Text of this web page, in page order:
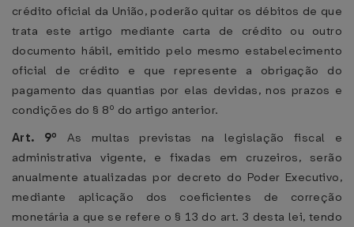
crédito oficial da União, poderão quitar os débitos de que
trata este artigo mediante carta de crédito ou outro
documento hábil, emitido pelo mesmo estabelecimento
oficial de crédito e que represente a obrigação do
pagamento das quantias por elas devidas, nos prazos e
condições do § 8º do artigo anterior.
Art. 9º As multas previstas na legislação fiscal e
administrativa vigente, e fixadas em cruzeiros, serão
anualmente atualizadas por decreto do Poder Executivo,
mediante aplicação dos coeficientes de correção
monetária a que se refere o § 13 do art. 3 desta lei, tendo